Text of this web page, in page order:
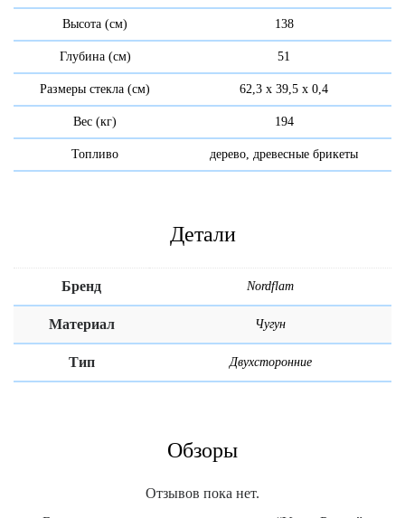
Высота (см) 138
Глубина (см) 51
Размеры стекла (см) 62,3 x 39,5 x 0,4
Вес (кг) 194
Топливо дерево, древесные брикеты
Детали
Бренд Nordflam
Материал Чугун
Тип Двухсторонние
Обзоры
Отзывов пока нет.